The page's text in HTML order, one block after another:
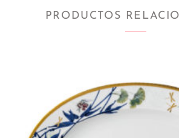
PRODUCTOS